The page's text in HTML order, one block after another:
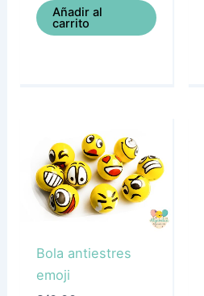
Añadir al
carrito
Bola antiestres
emoji